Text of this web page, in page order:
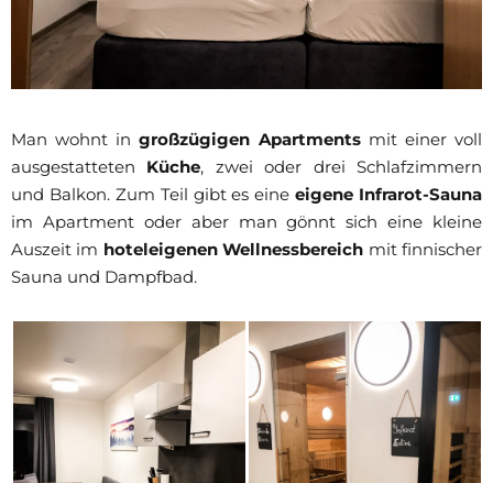
Man wohnt ingroßzügigen Apartmentsmit einer voll
ausgestatteten Küche, zwei oder drei Schlafzimmern
und Balkon. Zum Teil gibt es eineeigene Infrarot-Sauna
im Apartment oder aber man gönnt sich eine kleine
Auszeit im hoteleigenen Wellnessbereich mit finnischer
Sauna und Dampfbad.